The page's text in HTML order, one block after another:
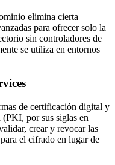
elimina cierta
para ofrecer solo la
sin controladores de
se utiliza en entornos
de certificación digital y
por sus siglas en
crear y revocar las
el cifrado en lugar de